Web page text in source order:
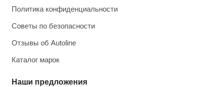
Политика конфиденциальности
Советы по безопасности
Отзывы об Autoline
Каталог марок
Наши предложения